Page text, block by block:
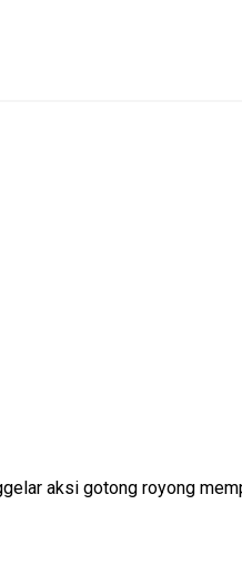
aksi gotong royong